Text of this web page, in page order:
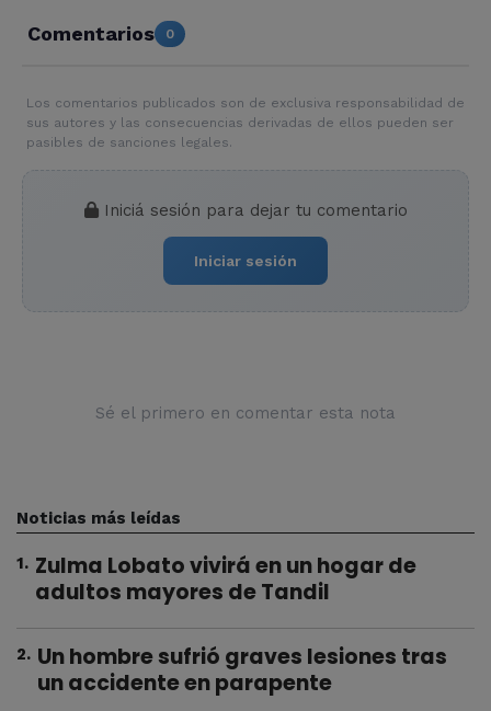
Comentarios 0
Los comentarios publicados son de exclusiva responsabilidad de
sus autores y las consecuencias derivadas de ellos pueden ser
pasibles de sanciones legales.
Iniciá sesión para dejar tu comentario
Iniciar sesión
Sé el primero en comentar esta nota
Noticias más leídas
1. Zulma Lobato vivirá en un hogar de
adultos mayores de Tandil
2. Un hombre sufrió graves lesiones tras
un accidente en parapente